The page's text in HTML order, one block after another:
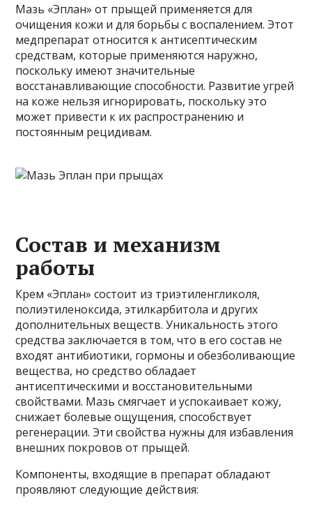
Мазь «Эплан» от прыщей применяется для
очищения кожи и для борьбы с воспалением. Этот
медпрепарат относится к антисептическим
средствам, которые применяются наружно,
поскольку имеют значительные
восстанавливающие способности. Развитие угрей
на коже нельзя игнорировать, поскольку это
может привести к их распространению и
постоянным рецидивам.
Состав и механизм
работы
Крем «Эплан» состоит из триэтиленгликоля,
полиэтиленоксида, этилкарбитола и других
дополнительных веществ. Уникальность этого
средства заключается в том, что в его состав не
входят антибиотики, гормоны и обезболивающие
вещества, но средство обладает
антисептическими и восстановительными
свойствами. Мазь смягчает и успокаивает кожу,
снижает болевые ощущения, способствует
регенерации. Эти свойства нужны для избавления
внешних покровов от прыщей.
Компоненты, входящие в препарат обладают
проявляют следующие действия: